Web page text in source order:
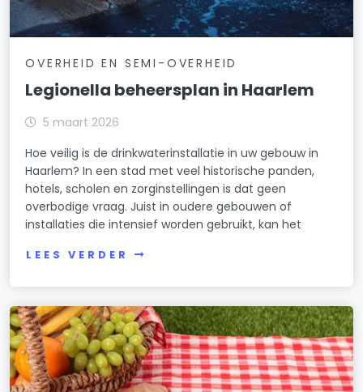
OVERHEID EN SEMI-OVERHEID
Legionella beheersplan in Haarlem
5 maart 2026
Hoe veilig is de drinkwaterinstallatie in uw gebouw in
Haarlem? In een stad met veel historische panden,
hotels, scholen en zorginstellingen is dat geen
overbodige vraag. Juist in oudere gebouwen of
installaties die intensief worden gebruikt, kan het
LEES VERDER